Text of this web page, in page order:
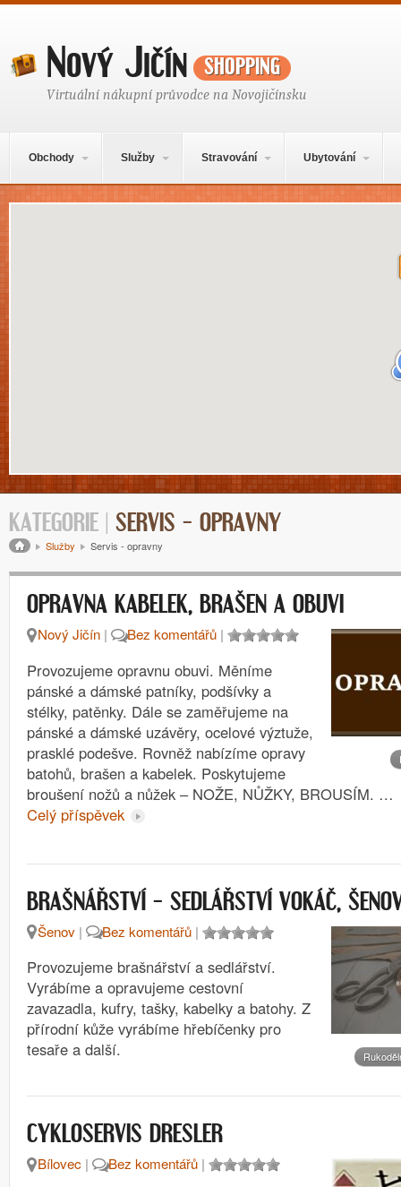
Nový Jičínshopping
Virtuální nákupní průvodce na Novojičínsku
Obchody Služby Stravování Ubytování
Mapa obsahu
KATEGORIE | SERVIS – OPRAVNY
Drobečková navigace
Služby Servis - opravny
OPRAVNA KABELEK, BRAŠEN A OBUVI
Nový Jičín | Bez komentářů |
Provozujeme opravnu obuvi. Měníme
pánské a dámské patníky, podšívky a
stélky, patěnky. Dále se zaměřujeme na
pánské a dámské uzávěry, ocelové výztuže,
prasklé podešve. Rovněž nabízíme opravy
batohů, brašen a kabelek. Poskytujeme
broušení nožů a nůžek – NOŽE, NŮŽKY, BROUSÍM. …
Celý příspěvek
BRAŠNÁŘSTVÍ – SEDLÁŘSTVÍ VOKÁČ,
Šenov | Bez komentářů |
Provozujeme brašnářství a sedlářství.
Vyrábíme a opravujeme cestovní
zavazadla, kufry, tašky, kabelky a batohy. Z
přírodní kůže vyrábíme hřebíčenky pro
tesaře a další.
CYKLOSERVIS DRESLER
Bílovec | Bez komentářů |